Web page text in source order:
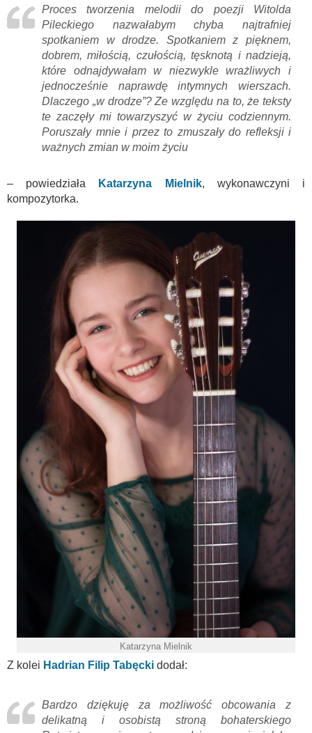
Proces tworzenia melodii do poezji Witolda
Pileckiego nazwałabym chyba najtrafniej
spotkaniem w drodze. Spotkaniem z pięknem,
dobrem, miłością, czułością, tęsknotą i nadzieją,
które odnajdywałam w niezwykle wrażliwych i
jednocześnie naprawdę intymnych wierszach.
Dlaczego „w drodze”? Ze względu na to, że teksty
te zaczęły mi towarzyszyć w życiu codziennym.
Poruszały mnie i przez to zmuszały do refleksji i
ważnych zmian w moim życiu
– powiedziała Katarzyna Mielnik, wykonawczyni i
kompozytorka.
Katarzyna Mielnik
Z kolei Hadrian Filip Tabęcki dodał:
Bardzo dziękuję za możliwość obcowania z
delikatną i osobistą stroną bohaterskiego